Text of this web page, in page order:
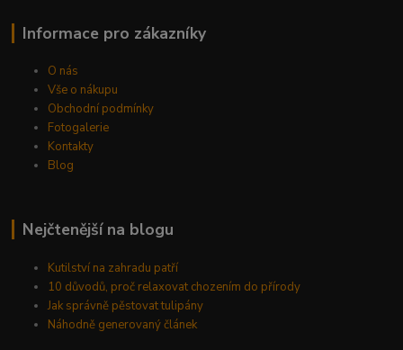
Informace pro zákazníky
O nás
Vše o nákupu
Obchodní podmínky
Fotogalerie
Kontakty
Blog
Nejčtenější na blogu
Kutilství na zahradu patří
10 důvodů, proč relaxovat chozením do přírody
Jak správně pěstovat tulipány
Náhodně generovaný článek